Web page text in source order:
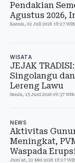
Pendakian
Agustus 2026,
Kamis, 02 Juli 2026 19:27 WIB
WISATA
JEJAK
Singolangu
Lereng Lawu
Senin, 15 Juni 2026 09:37 WIB
NEWS
Aktivitas
Meningkat,
Waspada
Jum'at, 22 Mei 2026 19:27